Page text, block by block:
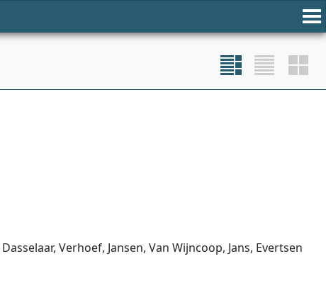
Verhoef, Jansen, Van Wijncoop, Jans, Evertsen